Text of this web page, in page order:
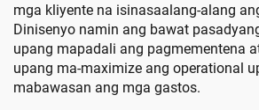
mga kliyente na isinasaalang-alang
Dinisenyo namin ang bawat
upang mapadali ang pagmementena
upang ma-maximize ang operational
mabawasan ang mga gastos.